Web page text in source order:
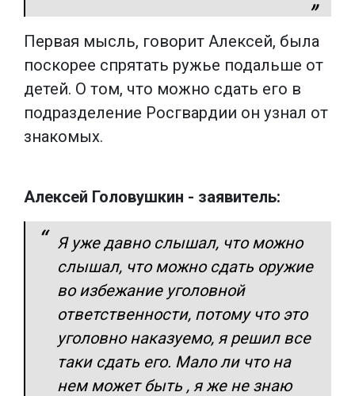
Первая мысль, говорит Алексей, была
поскорее спрятать ружье подальше от
детей. О том, что можно сдать его в
подразделение Росгвардии он узнал от
знакомых.
Алексей Головушкин - заявитель:
Я уже давно слышал, что можно
слышал, что можно сдать оружие
во избежание уголовной
ответственности, потому что это
уголовно наказуемо, я решил все
таки сдать его. Мало ли что на
нем может быть , я же не знаю